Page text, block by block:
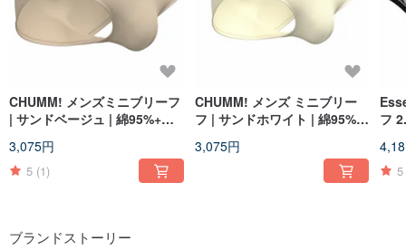
CHUMM! メンズミニブリーフ
| サンドベージュ | 綿95%+ス
3,075円
5 (1)
CHUMM! メンズ ミニブリー
フ | サンドホワイト | 綿95%
3,075円
フ
5
ブランドストーリー